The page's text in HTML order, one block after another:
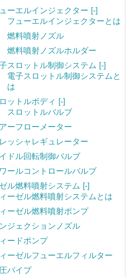
ーエルインジェクター [-]
フューエルインジェクターとは
燃料噴射ノズル
燃料噴射ノズルホルダー
スロットル制御システム [-]
電子スロットル制御システムと
は
ットルボディ [-]
スロットルバルブ
ーフローメーター
ッシャレギュレーター
ドル回転制御バルブ
ールコントロールバルブ
ル燃料噴射システム [-]
ーゼル燃料噴射システムとは
ーゼル燃料噴射ポンプ
ジェクションノズル
ードポンプ
ーゼルフューエルフィルター
パイプ